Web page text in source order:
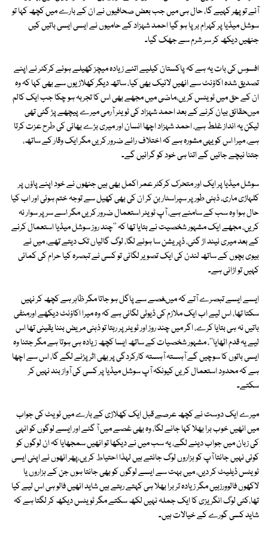
آئے تو پھر کہیے گا، حال ہی میں جب بعض صحافیوں نے ان کے بارے میں کچھ کہا تو
سوشل میڈیا پر کہرام برپا ہو گیا احمد شہزاد کے حامیوں نے ایسی ایسی باتیں کیں
جنھیں دیکھ کر سر شرم سے جھک گیا۔
افسوس کی بات یہ ہے کہ پاکستان کیلیے اتنے زیادہ میچز کھیلے ہوئے کرکٹر نے اپنے
تصدیق شدہ اکاؤنٹ سے انھیں لائیک بھی کیا، ساتھ دیگر کھلاڑیوں سے بھی کہا کہ وہ
ان کے حق میں ٹویٹس کریں،ماضی میں مجھے بھی اس کا تجربہ ہو چکا جب ایک کالم
میںحقائق بیان کرنے کے بعد احمد شہزاد کی ٹویٹر آرمی میرے پیچھے پڑ گئی تھی
لیکن یہ انداز غلط ہے، احمد شہزاد اچھا انسان اور میری بڑے بھائی کی طرح عزت کرتا
ہے، میرا اس کو یہی مشورہ ہے کہ اختلاف رائے ضرور کریں مگر ایک وقار کے ساتھ،
جتنا نیچے جائیں گے اتنا ہی خود کو گرائیں گے۔
سوشل میڈیا پر ایک اور متحرک کرکٹر عمر اکمل بھی ہیں جنھوں نے خود اپنے پاؤں پر
کلہاڑی ماری، ذہنی طور پر سپراسٹار بن کر ان کی بھی کھیل سے توجہ ختم ہوئی اور اب کیا
حال ہوا وہ سب کے سامنے ہے، آپ ٹویٹر استعمال ضرور کریں مگر اسے سر پر سوار نہ
کریں، مجھے ایک مشہور شخصیت نے بتایا تھا کہ ''چند روز سوشل میڈیا استعمال کرنے
کے بعد میری نیند اڑ گئی، ڈپریشن سا ہونے لگا، لوگ گالیاں تک دیتے تھے، میں نے
بیوی بچوں کے ساتھ لندن کی ایک تصویر لگائی تو کسی نے تبصرہ کیا حرام کی کمائی
کہیں تو اڑانی ہے۔
ایسے ایسے تبصرے آتے کہ میںغصے سے پاگل ہو جاتا مگر ظاہر ہے کچھ کر نہیں
سکتا تھا، اس لیے اب ایک ملازم کی ڈیوٹی لگائی ہے کہ وہ میرا اکاؤنٹ دیکھے اورمنفی
باتیں نہ ہی بتایا کرے، اگر میں چند روز اور ٹویٹر پر رہتا تو ذہنی مریض بننا یقینی تھا اس
لیے یہ قدم اٹھایا''، مشہور شخصیات کے ساتھ ایسا کچھ زیادہ ہی ہوتا ہے مگر جتنا وہ
ایسی باتوں کا سوچیں گے آہستہ آہستہ کارکردگی پر بھی اثر پڑنے لگے گا، اس سے اچھا
ہے کہ محدود استعمال کریں کیونکہ آپ سوشل میڈیا پر کسی کی آواز بند نہیں کر
سکتے۔
میرے ایک دوست نے کچھ عرصے قبل ایک کھلاڑی کے بارے میں ٹویٹ کی جواب
میں انھیں خوب برا بھلا کہا جانے لگا، وہ بھی غصے میں آ گئے اور ایسے لوگوں کو انہی
کی زبان میں جواب دینے لگے، یہ سب میں نے دیکھا تو انھیں سمجھایا کہ ان لوگوں کو
کوئی نہیں جانتا آپ کو ہزاروں لوگ جانتے ہیں لہذا احتیاط کریں،پھر انھوں نے اپنی ایسی
ٹویٹس ڈیلیٹ کر دیں، میں بہت سے ایسے لوگوں کو بھی جانتا ہوں جن کے ہزاروں یا
لاکھوں فالوورزہیں مگر زیادہ تر برا بھلا ہی کہتے رہتے ہیں شاید انھیں فالو ہی اس لیے کیا
تھا،کئی لوگ انگریزی کا ایک جملہ نہیں لکھ سکتے مگر ٹویٹس دیکھ کر لگتا ہے کہ
شاید کسی گورے کے خیالات ہیں۔